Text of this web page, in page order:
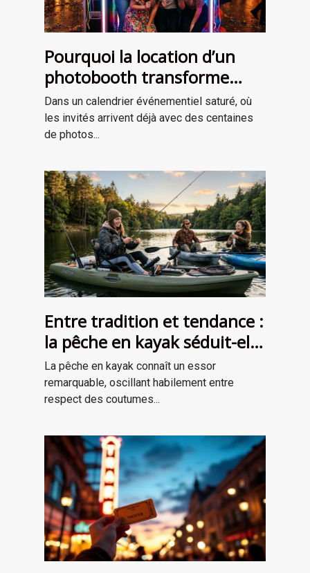
Pourquoi la location d’un
photobooth transforme
l’ambiance de votre
événement
Dans un calendrier événementiel saturé, où
les invités arrivent déjà avec des centaines
de photos...
Entre tradition et tendance :
la pêche en kayak séduit-elle
une nouvelle génération ?
La pêche en kayak connaît un essor
remarquable, oscillant habilement entre
respect des coutumes...